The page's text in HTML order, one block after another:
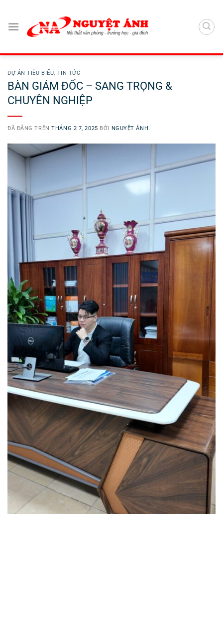
nội
DỰ ÁN TIÊU BIỂU, TIN TỨC
BÀN GIÁM ĐỐC – SANG TRỌNG &
CHUYÊN NGHIỆP
ĐÃ ĐĂNG TRÊNTHÁNG 2 7, 2025 BỞI NGUYỆT ÁNH